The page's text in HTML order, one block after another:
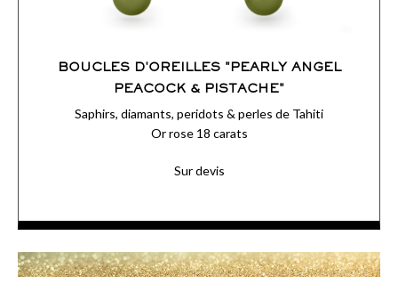
BOUCLES D'OREILLES "PEARLY ANGEL
PEACOCK & PISTACHE"
Saphirs, diamants, peridots & perles de Tahiti
Or rose 18 carats
Sur devis
ACCÉDER AUX DÉTAILS